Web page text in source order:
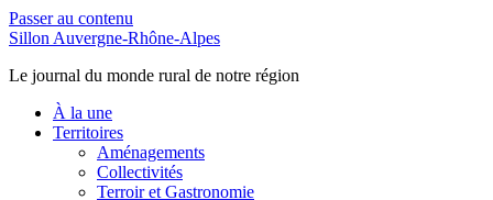
Passer au contenu
Sillon Auvergne-Rhône-Alpes
Le journal du monde rural de notre région
À la une
Territoires
Aménagements
Collectivités
Terroir et Gastronomie